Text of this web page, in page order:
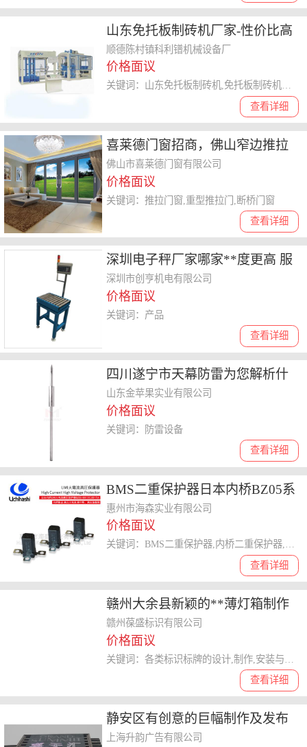
山东免托板制砖机厂家-性价比高
顺德陈村镇科利镨机械设备厂
价格面议
查看详细
关键词：山东免托板制砖机,免托板制砖机厂家,山东免托板制砖机厂家
喜莱德门窗招商，佛山窄边推拉
门定制
佛山市喜莱德门窗有限公司
价格面议
查看详细
关键词：推拉门窗,重型推拉门,断桥门窗
深圳电子秤厂家哪家**度更高 服
务怎么样 期待亲的关注
深圳市创亨机电有限公司
价格面议
查看详细
关键词：产品
四川遂宁市天幕防雷为您解析什
么是信号防雷器欢迎来了解
山东金苹果实业有限公司
价格面议
查看详细
关键词：防雷设备
BMS二重保护器日本内桥BZ05系
列，海森在售中
惠州市海森实业有限公司
价格面议
查看详细
关键词：BMS二重保护器,内桥二重保护器,内桥BZ05
赣州大余县新颖的**薄灯箱制作
厂家欢迎随时拨打业务专线咨询
赣州葆盛标识有限公司
价格面议
查看详细
静安区有创意的巨幅制作及发布
机构
上海升韵广告有限公司